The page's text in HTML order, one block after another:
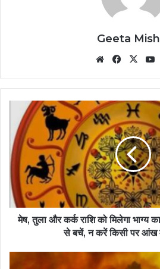
Geeta
Website X
मेष, तुला और कर्क राशि को मिलेगा भाग्य
से बचें, न करें किसी पर आंख